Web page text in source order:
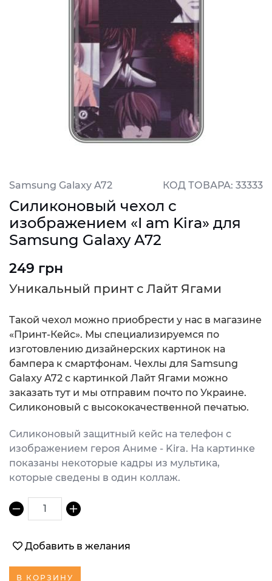
Samsung Galaxy A72 КОД ТОВАРА: 33333
Силиконовый чехол с
изображением «I am Kira» для
Samsung Galaxy A72
249 грн
Уникальный принт с Лайт Ягами
Такой чехол можно приобрести у нас в магазине
«Принт-Кейс». Мы специализируемся по
изготовлению дизайнерских картинок на
бампера к смартфонам. Чехлы для Samsung
Galaxy A72 с картинкой Лайт Ягами можно
заказать тут и мы отправим почто по Украине.
Силиконовый с высококачественной печатью.
Силиконовый защитный кейс на телефон с
изображением героя Аниме - Kira. На картинке
показаны некоторые кадры из мультика,
которые сведены в один коллаж.
1
Добавить в желания
В КОРЗИНУ